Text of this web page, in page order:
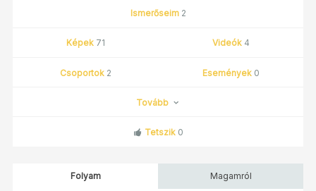
Ismerőseim 2
Képek 71 Videók 4
Csoportok 2 Események 0
Tovább
Tetszik 0
Folyam Magamról